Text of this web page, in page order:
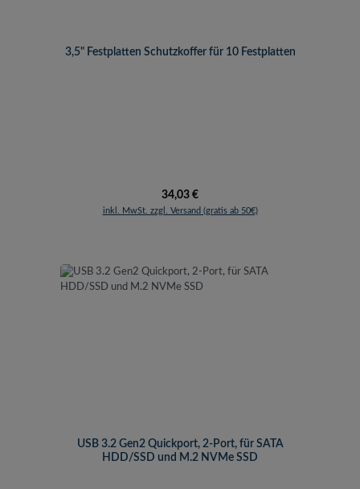
3,5" Festplatten Schutzkoffer für 10 Festplatten
Regulärer Preis:
34,03 €
inkl. MwSt. zzgl. Versand (gratis ab 50€)
USB 3.2 Gen2 Quickport, 2-Port, für SATA
HDD/SSD und M.2 NVMe SSD